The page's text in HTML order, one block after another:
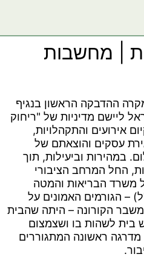
| מחשבות
ההדבקה הראשון בנגיף
ליישם מדיניות של "ריחוק
אירועים והתקהלויות,
עסקים והוצאתם של
במהירות וביעילות, תוך
החל המרחב הציבורי
משרד הבריאות והמטה
– הגורמים האמונים על
משבר הקורונה – היתה שהבית
בית לשהות בו ושצמצום
ראשונה המתגוררים